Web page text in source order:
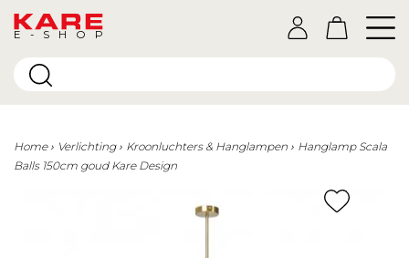
E-SHOP
Home Verlichting Kroonluchters & Hanglampen
Hanglamp Scala
Balls 150cm goud Kare Design